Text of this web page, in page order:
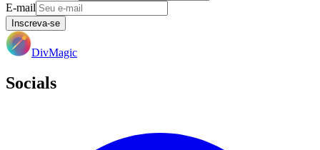
E-mail
Inscreva-se
DivMagic
Socials